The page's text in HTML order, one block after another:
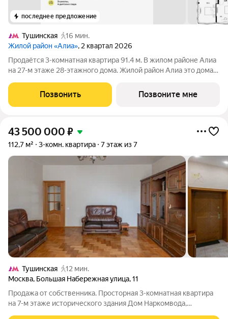
последнее предложение
Тушинская
16 мин.
Жилой район «Алиа», 2 квартал 2026
Продаётся 3-комнатная квартира 91.4 м. В жилом районе Алиа
на 27-м этаже 28-этажного дома. Жилой район Алиа это дома
находится в Покровском-Стрешневе, экологически чистом
районе на престижном
Позвонить Позвоните мне
43 500 000 ₽
112,7 м² 3-комн. квартира 7 этаж из 7
Тушинская
12 мин.
Москва, Большая Набережная улица,11
Продажа от собственника. Просторная 3-комнатная квартира
на 7-м этаже исторического здания Дом Наркомвода,